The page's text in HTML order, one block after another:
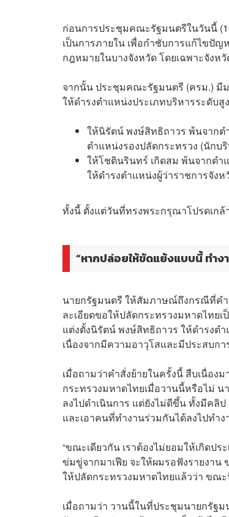
ก่อนการประชุมคณะรัฐมนตรีในวันนี้
เป็นการภายใน เพื่อกำชับการแก้ไขปั
กฎหมายในบางจังหวัด โดยเฉพาะจังห
จากนั้น ประชุมคณะรัฐมนตรี (ครม.) มี
ให้ดำรงตำแหน่งประเภทบริหารระดับ
ให้นิรัตน์ พงษ์สิทธิถาวร พ้นจากต
ตำแหน่งรองปลัดกระทรวง (นักบ
ให้โชตินรินทร์ เกิดสม พ้นจากตำ
ให้ดำรงตำแหน่งผู้ว่าราชการจัง
ทั้งนี้ ตั้งแต่วันที่ทรงพระกรุณาโปรดเก
“หากปล่อยให้ขัดแย้งแบบนี้ ทำง
นายกรัฐมนตรี ให้สัมภาษณ์ถึงกรณีที่คำ
ละเอียดขอให้ปลัดกระทรวงมหาดไทย
แต่งตั้งนิรัตน์ พงษ์สิทธิถาวร ให้ดำรงต
เนื่องจากมีความอาวุโสและมีประสบก
เมื่อถามว่าคำสั่งย้ายในครั้งนี้ สืบเนื่อ
กระทรวงมหาดไทยเมื่อวานนี้หรือไม่
ลงไปดำเนินการ แต่ยังไม่ดีขึ้น ทั้งมีคลิ
และเอาคนที่ทำงานร่วมกันได้ลงไปทำง
“ขณะเดียวกัน เราต้องไม่ยอมให้เกิดป
ข่มขู่จากมาเฟีย จะให้ผมรอฟังรายงาน
ให้ปลัดกระทรวงมหาดไทยแล้วว่า ขณ
เมื่อถามว่า วานนี้ในที่ประชุมนายกรัฐ